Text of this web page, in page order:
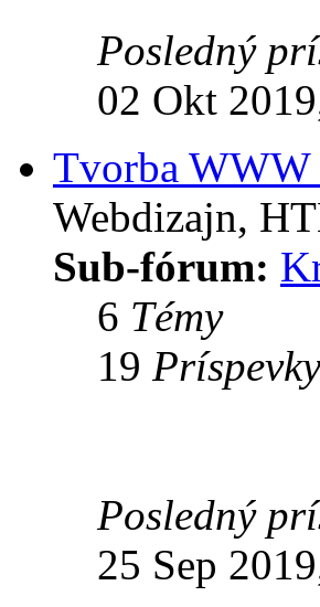
Posledný
02 Okt
Tvorba WWW
Webdizajn,
Sub-fórum:
6 Témy
19 Príspevky
Posledný
25 Sep